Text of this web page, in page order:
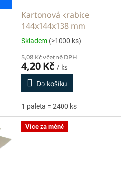
Kartonová krabice
144x144x138 mm
Skladem (>1000 ks)
5,08 Kč včetně DPH
4,20 Kč / ks
Do košíku
1 paleta = 2400 ks
Více za méně